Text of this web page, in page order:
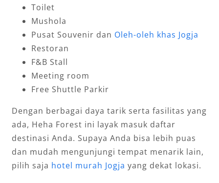
Toilet
Mushola
Pusat Souvenir dan Oleh-oleh khas Jogja
Restoran
F&B Stall
Meeting room
Free Shuttle Parkir
Dengan berbagai daya tarik serta fasilitas yang
ada, Heha Forest ini layak masuk daftar
destinasi Anda. Supaya Anda bisa lebih puas
dan mudah mengunjungi tempat menarik lain,
pilih saja hotel murah Jogja yang dekat lokasi.